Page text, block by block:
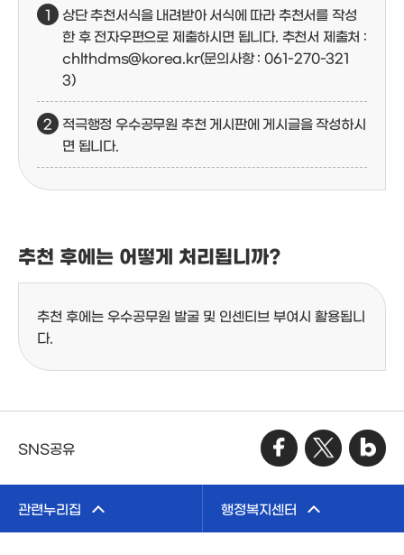
상단 추천서식을 내려받아 서식에 따라 추천서를 작성
한 후 전자우편으로 제출하시면 됩니다. 추천서 제출처 :
chlthdms@korea.kr(문의사항 : 061-270-321
3)
적극행정 우수공무원 추천 게시판에 게시글을 작성하시
면 됩니다.
추천 후에는 어떻게 처리됩니까?
추천 후에는 우수공무원 발굴 및 인센티브 부여시 활용됩니
다.
SNS공유
관련누리집 행정복지센터